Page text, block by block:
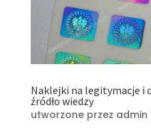
Naklejki na legitymacje i
źródło wiedzy
utworzone przez admin